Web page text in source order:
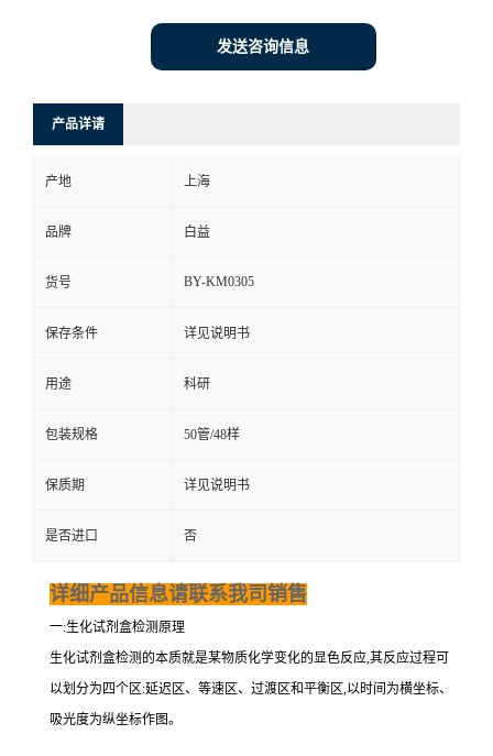
发送咨询信息
产品详请
产地 上海
品牌 白益
货号 BY-KM0305
保存条件 详见说明书
用途 科研
包装规格 50管/48样
保质期 详见说明书
是否进口 否
详细产品信息请联系我司销售
一:生化试剂盒检测原理
生化试剂盒检测的本质就是某物质化学变化的显色反应,其反应过程可
以划分为四个区:延迟区、等速区、过渡区和平衡区,以时间为横坐标、
吸光度为纵坐标作图。